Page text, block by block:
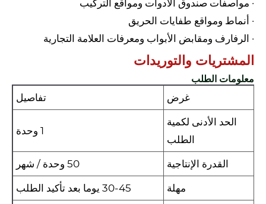
· مواصفات صندوق الأدوات ومواقع التركيب
· أنماط ومواقع طفايات الحريق
· الرفارف ومقابض الأبواب ومعرفات العلامة التجارية
المشتريات والتوريدات
معلومات الطلب
غرض تفاصيل
الحد الأدنى لكمية
الطلب
1 وحدة
القدرة الإنتاجية 50 وحدة / شهر
مهلة 30-45 يوما بعد تأكيد الطلب